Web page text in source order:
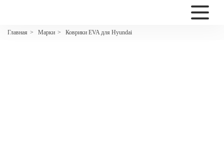
Главная > Марки > Коврики EVA для Hyundai
2200